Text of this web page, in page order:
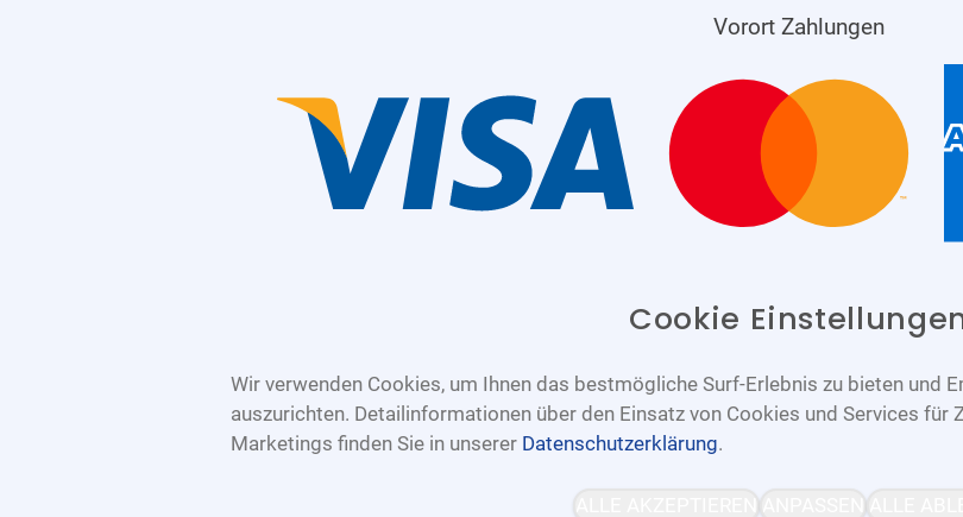
Vorort Zahlungen
Barrierefrei Bereitgestellt von
Cookie
Wir verwenden Cookies, um Ihnen das bestmögliche Surf-Erlebnis zu bieten und
auszurichten. Detailinformationen über den Einsatz von Cookies und Services für
Marketings finden Sie in unserer Datenschutzerklärung.
ALLE AKZEPTIEREN ANPASSEN ALLE